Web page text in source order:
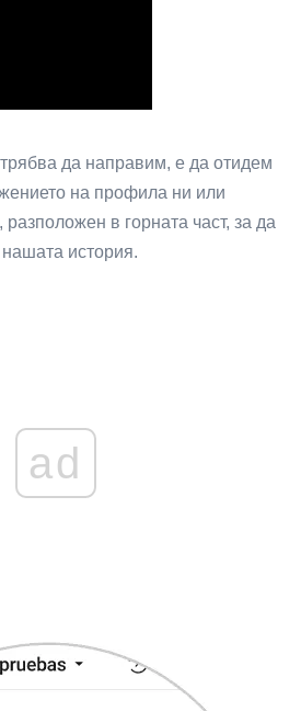
да направим, е да отидем
на профила ни или
в горната част, за да
история.
ad